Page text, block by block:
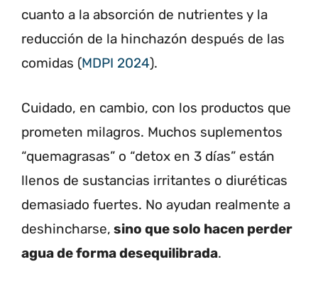
cuanto a la absorción de nutrientes y la
reducción de la hinchazón después de las
comidas (MDPI 2024).
Cuidado, en cambio, con los productos que
prometen milagros. Muchos suplementos
“quemagrasas” o “detox en 3 días” están
llenos de sustancias irritantes o diuréticas
demasiado fuertes. No ayudan realmente a
deshincharse, sino que solo hacen perder
agua de forma desequilibrada.